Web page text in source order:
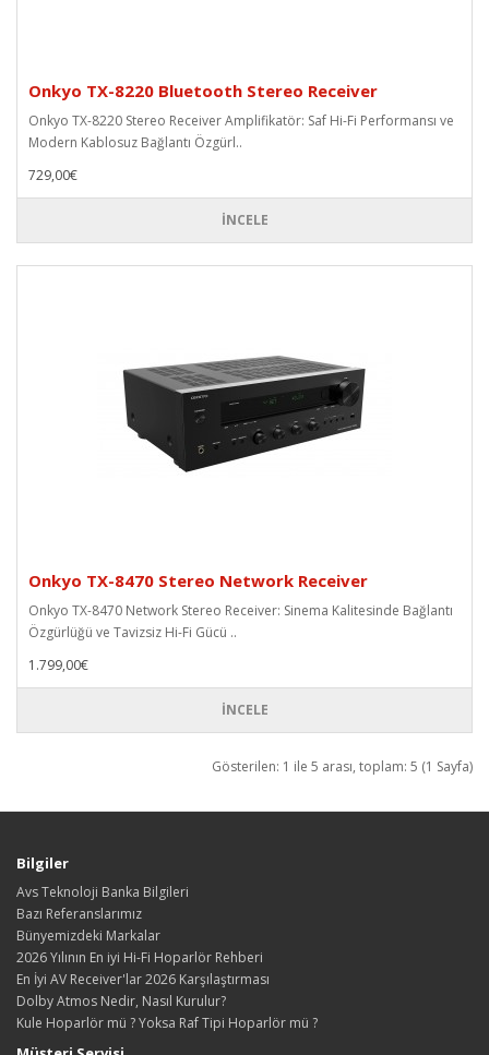
Onkyo TX-8220 Bluetooth Stereo Receiver
Onkyo TX-8220 Stereo Receiver Amplifikatör: Saf Hi-Fi Performansı ve
Modern Kablosuz Bağlantı Özgürl..
729,00€
İNCELE
Onkyo TX-8470 Stereo Network Receiver
Onkyo TX-8470 Network Stereo Receiver: Sinema Kalitesinde Bağlantı
Özgürlüğü ve Tavizsiz Hi-Fi Gücü ..
1.799,00€
İNCELE
Gösterilen: 1 ile 5 arası, toplam: 5 (1 Sayfa)
Bilgiler
Avs Teknoloji Banka Bilgileri
Bazı Referanslarımız
Bünyemizdeki Markalar
2026 Yılının En iyi Hi-Fi Hoparlör Rehberi
En İyi AV Receiver'lar 2026 Karşılaştırması
Dolby Atmos Nedir, Nasıl Kurulur?
Kule Hoparlör mü ? Yoksa Raf Tipi Hoparlör mü ?